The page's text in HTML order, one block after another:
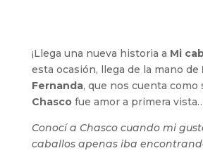
¡Llega una nueva historia a Mi
esta ocasión, llega de la mano de
Fernanda, que nos cuenta como
Chascofue amor a primera vista…
Conocí a Chasco cuando mi
caballos apenas iba